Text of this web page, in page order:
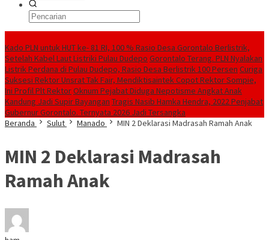
Kado PLN untuk HUT ke- 81 RI, 100 % Rasio Desa Gorontalo Berlistrik,
Setelah Kabel Laut Listriki Pulau Dudepo Gorontalo Terang. PLN Nyalakan
Listrik Perdana di Pulau Dudepo, Rasio Desa Berlistrik 100 Persen Curiga
Suksesi Rektor Unsrat Tak Fair, Mendiktisaintek Copot Rektor Sompie,
Ini Profil Plt RektorOknum Pejabat Diduga Nepotisme Angkat Anak
Kandung Jadi Supir Bayangan Tragis Nasib Hamka Hendra, 2022 Penjabat
Gubernur Gorontalo. Ternyata 2026 Jadi Tersangka
Beranda
Sulut Manado MIN 2 Deklarasi Madrasah Ramah Anak
MIN 2 Deklarasi Madrasah
Ramah Anak